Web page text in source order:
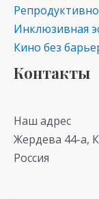
Инклюзивная
Кино без
Контакты
Наш адрес
Жердева 44-а,
Россия